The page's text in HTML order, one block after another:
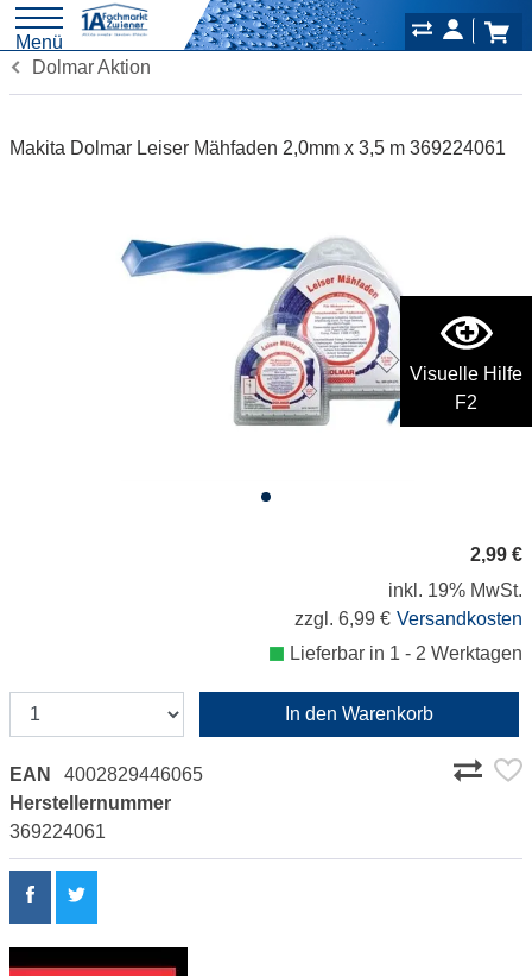
Visuelle Hilfe
F2
Menü
Dolmar Aktion
Makita Dolmar Leiser Mähfaden 2,0mm x 3,5 m 369224061
2,99 €
inkl. 19% MwSt.
zzgl. 6,99 € Versandkosten
Lieferbar in 1 - 2 Werktagen
In den Warenkorb
EAN
4002829446065
Herstellernummer
369224061